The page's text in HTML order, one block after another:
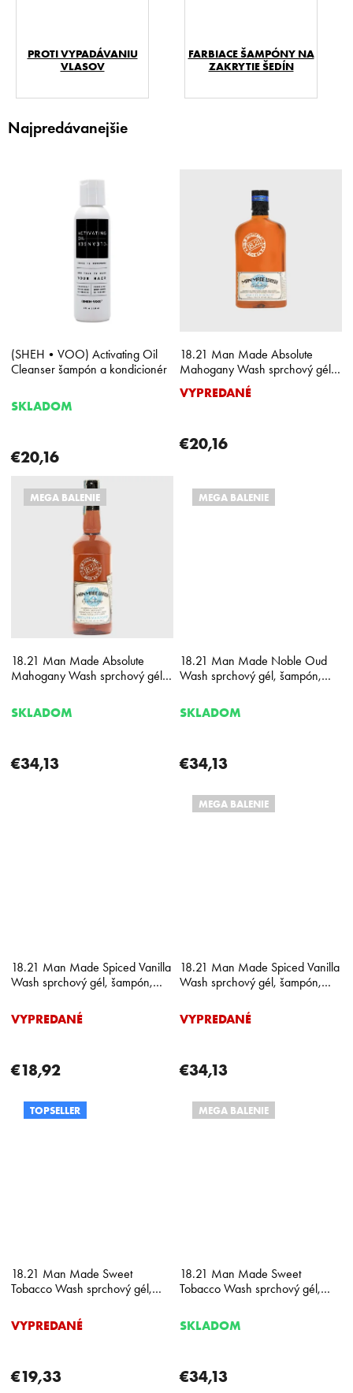
PROTI VYPADÁVANIU
VLASOV
FARBIACE ŠAMPÓNY NA
ZAKRYTIE ŠEDÍN
Najpredávanejšie
k
v
(SHEH•VOO) Activating Oil
Cleanser šampón a kondicionér
SKLADOM
€20,16
18.21 Man Made Absolute
Mahogany Wash sprchový gél,
šampón, kondicionér 532 ml
Priemerné
je
hviezdičiek.
VYPREDANÉ
€20,16
MEGA BALENIE
18.21 Man Made Absolute
Mahogany Wash sprchový gél,
SKLADOM
€34,13
MEGA BALENIE
18.21 Man Made Noble Oud
Wash sprchový gél, šampón,
SKLADOM
€34,13
18.21 Man Made Spiced Vanilla
Wash sprchový gél, šampón,
VYPREDANÉ
€18,92
MEGA BALENIE
18.21 Man Made Spiced Vanilla
Wash sprchový gél, šampón,
VYPREDANÉ
€34,13
TOPSELLER
18.21 Man Made Sweet
Tobacco Wash sprchový gél,
VYPREDANÉ
€19,33
MEGA BALENIE
18.21 Man Made Sweet
Tobacco Wash sprchový gél,
SKLADOM
€34,13